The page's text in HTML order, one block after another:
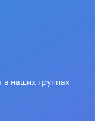
наших группах